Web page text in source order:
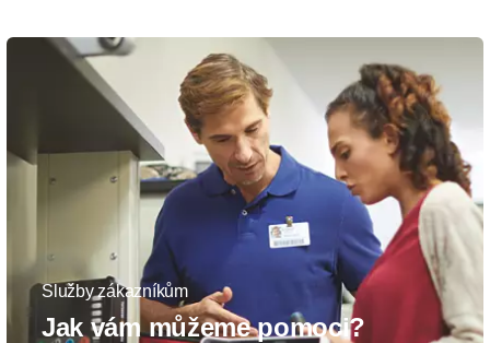
Služby zákazníkům
Jak vám můžeme pomoci?